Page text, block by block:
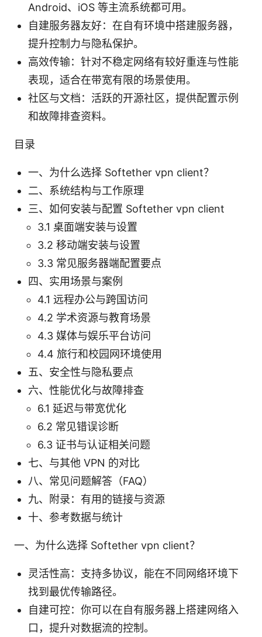
Android、iOS 等主流系统都可用。
自建服务器友好：在自有环境中搭建服务器，
提升控制力与隐私保护。
高效传输：针对不稳定网络有较好重连与性能
表现，适合在带宽有限的场景使用。
社区与文档：活跃的开源社区，提供配置示例
和故障排查资料。
目录
一、为什么选择 Softether vpn client？
二、系统结构与工作原理
三、如何安装与配置 Softether vpn client
3.1 桌面端安装与设置
3.2 移动端安装与设置
3.3 常见服务器端配置要点
四、实用场景与案例
4.1 远程办公与跨国访问
4.2 学术资源与教育场景
4.3 媒体与娱乐平台访问
4.4 旅行和校园网环境使用
五、安全性与隐私要点
六、性能优化与故障排查
6.1 延迟与带宽优化
6.2 常见错误诊断
6.3 证书与认证相关问题
七、与其他 VPN 的对比
八、常见问题解答（FAQ）
九、附录：有用的链接与资源
十、参考数据与统计
一、为什么选择 Softether vpn client？
灵活性高：支持多协议，能在不同网络环境下
找到最优传输路径。
自建可控：你可以在自有服务器上搭建网络入
口，提升对数据流的控制。